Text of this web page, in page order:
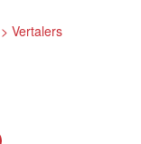
> Vertalers